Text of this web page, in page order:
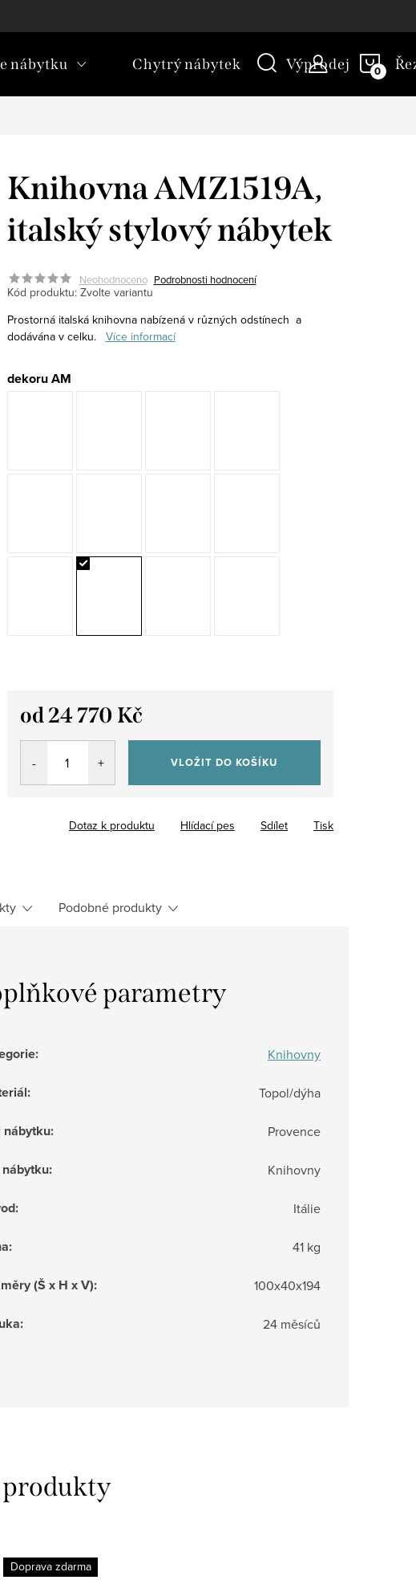
nábytku Chytrý nábytek Výprodej
Knihovna AMZ1519A,
italský stylový nábytek
Neohodnoceno Podrobnosti hodnocení
Kód produktu: Zvolte variantu
Prostorná italská knihovna nabízená v různých odstínech a
dodávána v celku.
Více informací
dekoru AM
od24 770 Kč
Měrná
VLOŽIT DO KOŠÍKU
Tisk
Dotaz k produktu Hlídací pes Sdílet
Podobné produkty
parametry
: Knihovny
: Topol/dýha
nábytku: Provence
nábytku: Knihovny
: Itálie
: 41 kg
(Š x H x V): 100x40x194
: 24 měsíců
Doprava zdarma